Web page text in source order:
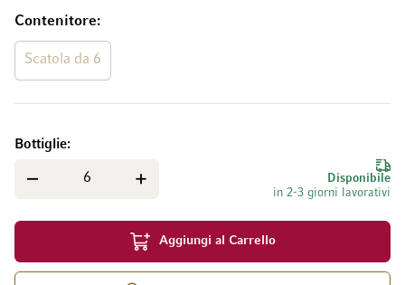
Contenitore
Scatola da 6
Disponibile
in 2-3 giorni lavorativi
Bottiglie
Aggiungi al Carrello